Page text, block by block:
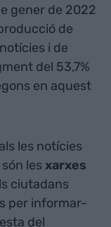
gener de 2022
de
i de
del 53,7%
en aquest
les notícies
lesxarxes
ciutadans
per informar-
del